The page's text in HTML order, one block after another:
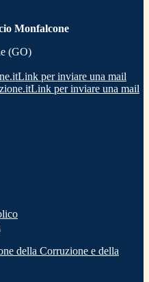
Monfalcone
(GO)
Link per inviare una mail
Link per inviare una mail
della Corruzione e della